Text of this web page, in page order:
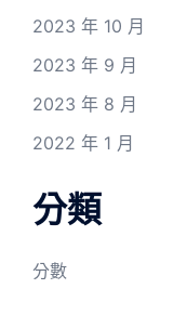
2023 年 10 月
2023 年 9 月
2023 年 8 月
2022 年 1 月
分類
分數